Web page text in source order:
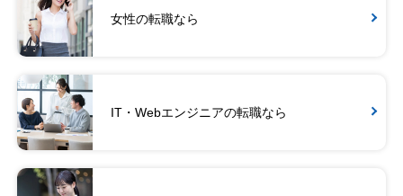
女性の転職なら
IT・Webエンジニアの転職なら